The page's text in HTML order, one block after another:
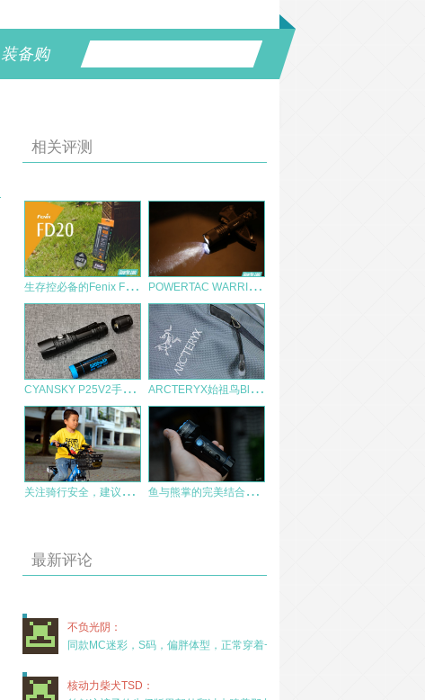
装备购
相关评测
生
存控必备的Fenix FD20 2AA调光手电 P
OWERTAC WARRIOR武士战术手电暴力测评
C
YANSKY P25V2手电测评 A
RCTERYX始祖鸟Blade15（刀锋15）双肩电脑包
关
注骑行安全，建议选择专业车灯——使用迈极炫自行车灯SF1800的一点体会 鱼
与熊掌的完美结合——OLIGHT傲雷掠夺者mini
最新评论
不负光阴：
同款MC迷彩，S码，偏胖体型，正常穿着一年半，没
核动力柴犬TSD：